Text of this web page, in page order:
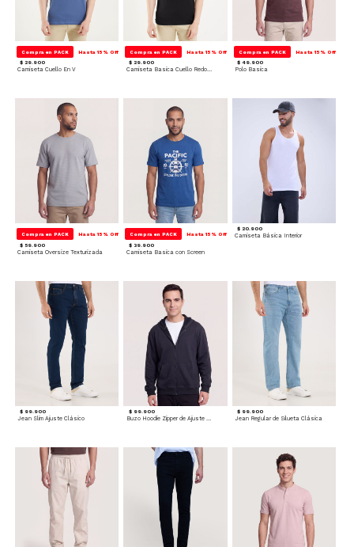
Compra en PACK Hasta 15% Off
$ 29.900
Camiseta Cuello En V
Compra en PACK Hasta 15% Off
$ 29.900
Camiseta Basica Cuello Redondo
Compra en PACK Hasta 15% Off
$ 49.900
Polo Basica
Compra en PACK Hasta 15% Off
$ 59.900
Camiseta Oversize Texturizada
Compra en PACK Hasta 15% Off
$ 39.900
Camiseta Basica con Screen
$ 20.900
Camiseta Básica Interior
$ 99.900
Jean Slim Ajuste Clásico
$ 99.900 $ 99.900
Jean Regular de Silueta Clásica